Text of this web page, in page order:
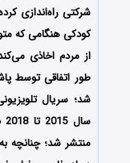
شرکتی راه‌اندازی
کودکی هنگامی که
از مردم اخاذی
طور اتفاقی توسط
منتشر شد؛ چنانچه